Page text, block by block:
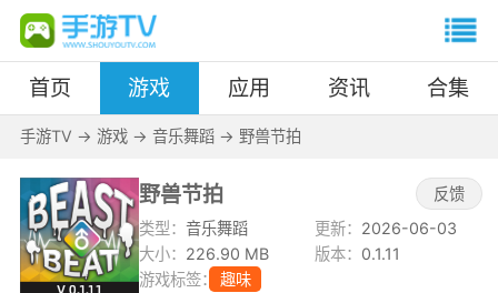
首页 游戏 应用 资讯 合集
手游TV -> 游戏-> 音乐舞蹈-> 野兽节拍
野兽节拍
反馈
类型：音乐舞蹈 更新： 2026-06-03
大小： 226.90 MB 版本： 0.1.11
游戏标签：
趣味